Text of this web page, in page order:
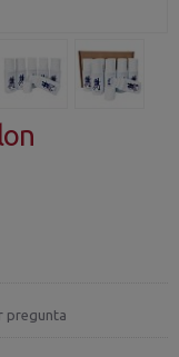
pregunta